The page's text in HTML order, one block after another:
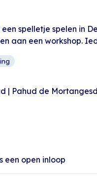
spelletje spelen in
aan een workshop.
| Pahud de
een open inloop